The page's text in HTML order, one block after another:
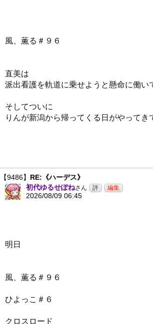
風、薫る＃９６
直美は
派出看護を軌道に乗せようと懸命に働い
そしてついに
りんが新潟から帰ってくる日がやって
【9486】 RE:《ハーデス》
初代ゆるせぽねさん
2026/08/09 06:45
明日
風、薫る＃９６
ひよっこ＃６
クロスロード